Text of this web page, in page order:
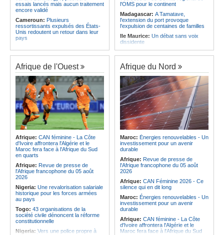
essais lancés mais aucun traitement
encore validé
Cameroun: Plusieurs
ressortissants expulsés des États-
Unis redoutent un retour dans leur
pays
Cameroun:Une campagne de
sensibilisation menée dans les
aéroports contre le trafic d'espèces
protégées
Congo-Kinshasa:« L'épidémie
d'Ebola ne montre aucun signe de
ralentissement »
Centrafrique:Reprise des
audiences criminelles après
plusieurs mois de retard
Congo-Kinshasa:Où en est le
projet d'échange de prisonniers
entre Kinshasa et l'AFC/M23?
Centrafrique:Incident au pays -
Les FACA récupèrent des armes
l'OMS pour le continent
Madagascar: A Tamatave,
l'extension du port provoque
l'expulsion de centaines de familles
Ile Maurice: Un débat sans voix
dissidente
Ile Maurice:Révision des frais de la
FSC - La crainte d'un coup de froid
sur la compétitivité
Ile Maurice:Fayzal Ally Beegun
dénonce des interpellations «sans
dignité»
Ile Maurice:Migration - Le pays
face au défi de la main-d'oeuvre de
demain
Ile Maurice:Plus d'émissions,
moins d'eau, toujours accro aux
fossiles - Le bilan climatique dans le
rouge
Ile Maurice:Le pays et l'Arabie
saoudite renforcent leur coopération
Afrique de l'Ouest
Afrique: CAN féminine - La Côte
d'Ivoire affrontera l'Algérie et le
Maroc fera face à l'Afrique du Sud
en quarts
Afrique: Revue de presse de
l'Afrique francophone du 05 août
2026
Nigeria: Une revalorisation salariale
historique pour les forces armées
au pays
Togo: 43 organisations de la
société civile dénoncent la réforme
constitutionnelle
Nigeria: Vers une police propre à
Afrique du Nord
Maroc: Énergies renouvelables - Un
investissement pour un avenir
durable
Afrique: Revue de presse de
l'Afrique francophone du 05 août
2026
Afrique: CAN Féminine 2026 - Ce
silence qui en dit long
Maroc: Énergies renouvelables - Un
investissement pour un avenir
durable
Afrique: CAN féminine - La Côte
d'Ivoire affrontera l'Algérie et le
Maroc fera face à l'Afrique du Sud